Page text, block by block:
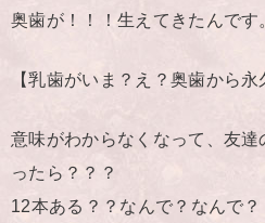
奥歯が！！！生えてきたんです
【乳歯がいま？え？奥歯から永
意味がわからなくなって、友
ったら？？？
12本ある？？なんで？なんで？